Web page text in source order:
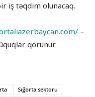
iş təqdim olunacaq.
–
qorunur
Sığorta sektoru